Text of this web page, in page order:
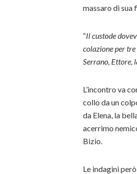
massaro di sua
“Il custode
colazione per
Serrano, Ettore,
L’incontro va
collo da un
da Elena, la
acerrimo
Bizio.
Le indagini